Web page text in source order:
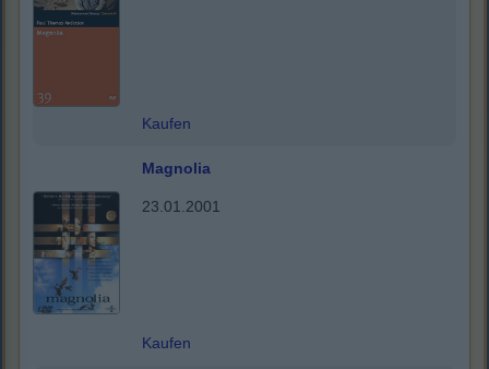
Kaufen
Magnolia
23.01.2001
Kaufen